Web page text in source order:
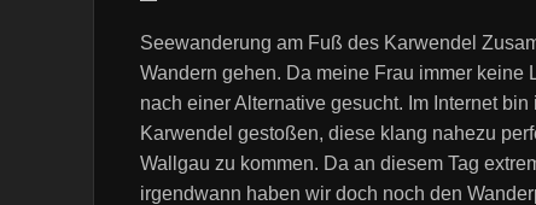
Seewanderung am Fuß des Karwendel
Wandern gehen. Da meine Frau immer
nach einer Alternative gesucht. Im Internet
Karwendel gestoßen, diese klang nahezu
Wallgau zu kommen. Da an diesem Tag
irgendwann haben wir doch noch den